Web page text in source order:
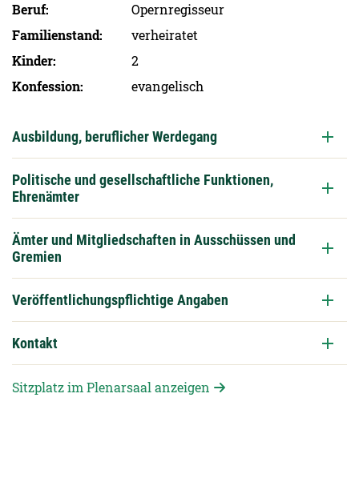
Beruf
Opernregisseur
Familien­stand
verheiratet
Kinder
2
Konfession
evangelisch
Ausbildung, beruflicher Werdegang
Politische und gesellschaftliche Funktionen,
Ehrenämter
Ämter und Mitgliedschaften in Ausschüssen und
Gremien
Veröffentlichungspflichtige Angaben
Kontakt
Sitzplatz im Plenarsaal anzeigen